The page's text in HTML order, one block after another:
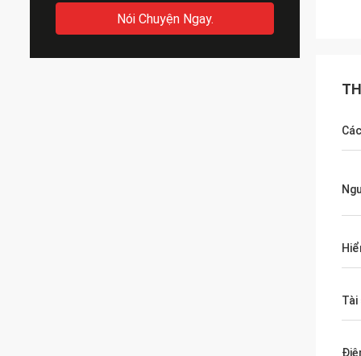
Nói Chuyện Ngay.
Tài